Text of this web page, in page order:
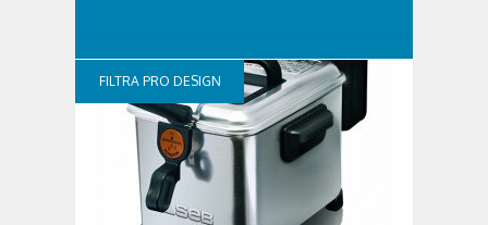
FILTRA PRO DESIGN